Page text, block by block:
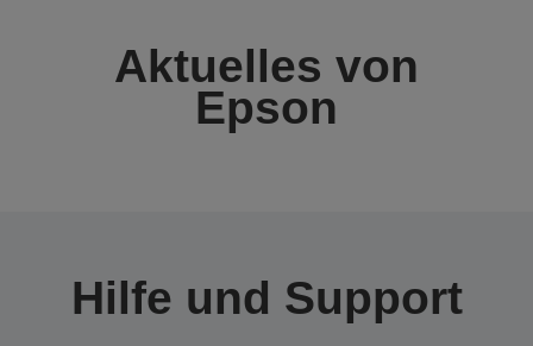
Aktuelles von
Epson
Hilfe und Support